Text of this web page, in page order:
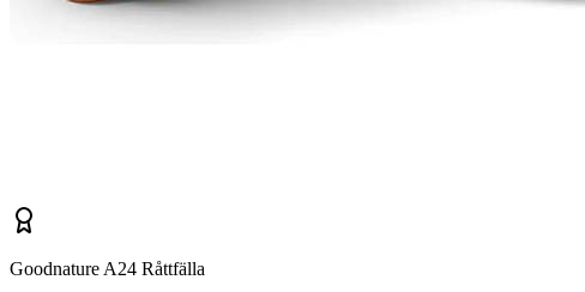
Goodnature A24 Råttfälla